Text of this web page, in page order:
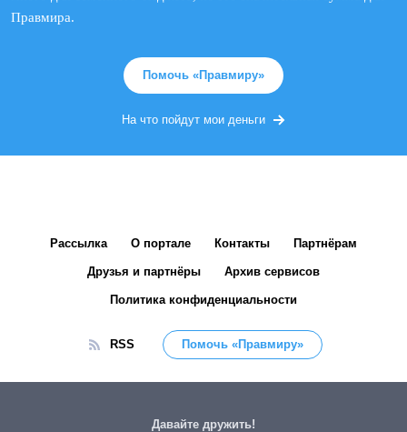
Правмира.
Помочь «Правмиру»
На что пойдут мои деньги
Рассылка О портале Контакты Партнёрам
Друзья и партнёры Архив сервисов
Политика конфиденциальности
RSS Помочь «Правмиру»
Давайте дружить!